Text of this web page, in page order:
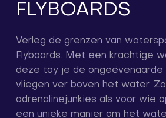
FLYBOARDS
Verleg de grenzen van
Flyboards. Met een krachtige
deze toy je de ongeëvenaarde
vliegen ver boven het water.
adrenalinejunkies als voor wie
een unieke manier om het